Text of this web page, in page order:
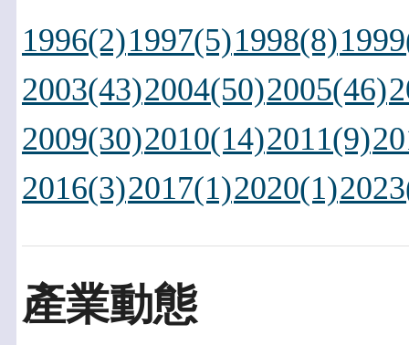
1996(2)1997(5)1998(8)
2003(43)2004(50)2005(46)
2009(30)2010(14)2011(9)
2016(3)2017(1)2020(1)
產業動態